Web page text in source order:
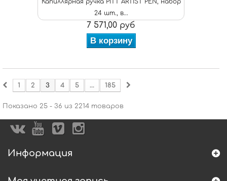
Капиллярная ручка PITT ARTIST PEN, набор
24 шт., в...
7 571,00 руб
В корзину
1 2 3 4 5 ... 185
Показано 25 - 36 из 2214 товаров
Информация